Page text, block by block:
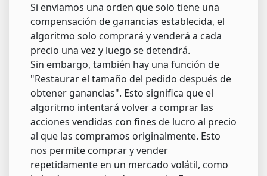
Si enviamos una orden que solo tiene una
compensación de ganancias establecida, el
algoritmo solo comprará y venderá a cada
precio una vez y luego se detendrá.
Sin embargo, también hay una función de
"Restaurar el tamaño del pedido después de
obtener ganancias". Esto significa que el
algoritmo intentará volver a comprar las
acciones vendidas con fines de lucro al precio
al que las compramos originalmente. Esto
nos permite comprar y vender
repetidamente en un mercado volátil, como